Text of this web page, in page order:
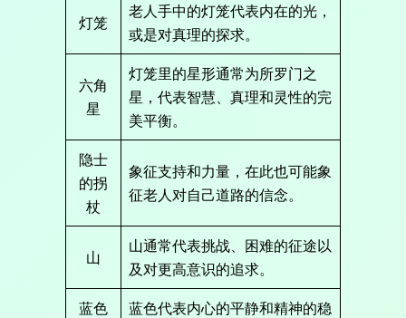
灯笼
老人手中的灯笼代表内在的光，
或是对真理的探求。
六角
星
灯笼里的星形通常为所罗门之
星，代表智慧、真理和灵性的完
美平衡。
隐士
的拐
杖
象征支持和力量，在此也可能象
征老人对自己道路的信念。
山
山通常代表挑战、困难的征途以
及对更高意识的追求。
蓝色
蓝色代表内心的平静和精神的稳